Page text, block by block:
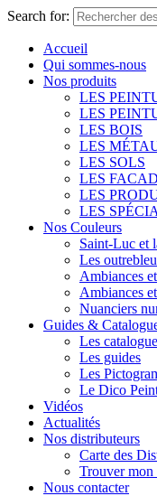
Search for:
Accueil
Qui sommes-nous
Nos produits
LES
LES
LES BOIS
LES
LES SOLS
LES
LES
LES
Nos Couleurs
Saint-Luc et
Les
Ambiances
Ambiances
Nuanciers
Guides &
Les
Les guides
Les
Le Dico
Vidéos
Actualités
Nos distributeurs
Carte des
Trouver mon
Nous contacter